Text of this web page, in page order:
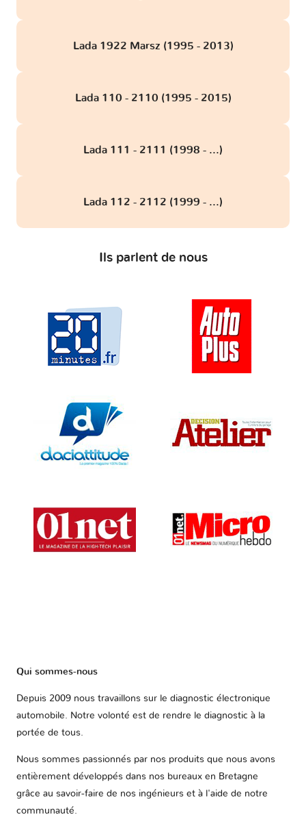
Lada 1922 Marsz (1995 - 2013)
Lada 110 - 2110 (1995 - 2015)
Lada 111 - 2111 (1998 - ...)
Lada 112 - 2112 (1999 - ...)
Ils parlent de nous
Qui sommes-nous
Depuis 2009 nous travaillons sur le diagnostic électronique
automobile. Notre volonté est de rendre le diagnostic à la
portée de tous.
Nous sommes passionnés par nos produits que nous avons
entièrement développés dans nos bureaux en Bretagne
grâce au savoir-faire de nos ingénieurs et à l'aide de notre
communauté.